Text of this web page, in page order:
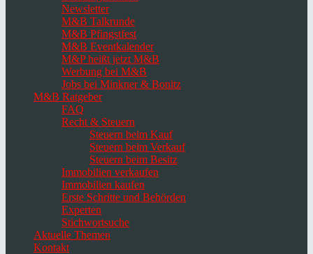
Newsletter
M&B Talkrunde
M&B Pfingstfest
M&B Eventkalender
M&P heißt jetzt M&B
Werbung bei M&B
Jobs bei Minkner & Bonitz
M&B Ratgeber
FAQ
Recht & Steuern
Steuern beim Kauf
Steuern beim Verkauf
Steuern beim Besitz
Immobilien verkaufen
Immobilien kaufen
Erste Schritte und Behörden
Experten
Stichwortsuche
Aktuelle Themen
Kontakt